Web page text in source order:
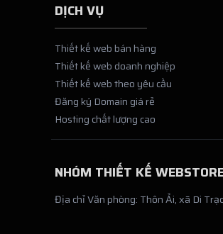
DỊCH VỤ
Thiết kế web bán hàng
Thiết kế web doanh nghiệp
Thiết kế web theo yêu cầu
Đăng ký Domain giá rẻ
Hosting chất lượng cao
NHÓM THIẾT KẾ
Địa chỉ Văn phòng: Thôn Ải, xã Di